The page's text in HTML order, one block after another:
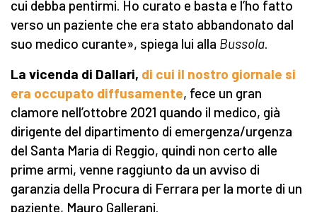
cui debba pentirmi. Ho curato e basta e l’ho fatto
verso un paziente che era stato abbandonato dal
suo medico curante», spiega lui alla Bussola.
La vicenda di Dallari, di cui il nostro giornale si
era occupato diffusamente, fece un gran
clamore nell’ottobre 2021 quando il medico, già
dirigente del dipartimento di emergenza/urgenza
del Santa Maria di Reggio, quindi non certo alle
prime armi, venne raggiunto da un avviso di
garanzia della Procura di Ferrara per la morte di un
paziente, Mauro Gallerani.